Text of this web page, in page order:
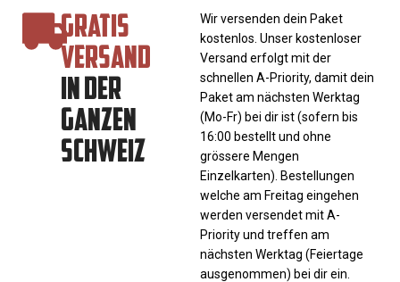
GRATIS
VERSAND
IN DER
GANZEN
SCHWEIZ
Wir versenden dein Paket
kostenlos. Unser kostenloser
Versand erfolgt mit der
schnellen A-Priority, damit dein
Paket am nächsten Werktag
(Mo-Fr) bei dir ist (sofern bis
16:00 bestellt und ohne
grössere Mengen
Einzelkarten). Bestellungen
welche am Freitag eingehen
werden versendet mit A-
Priority und treffen am
nächsten Werktag (Feiertage
ausgenommen) bei dir ein.